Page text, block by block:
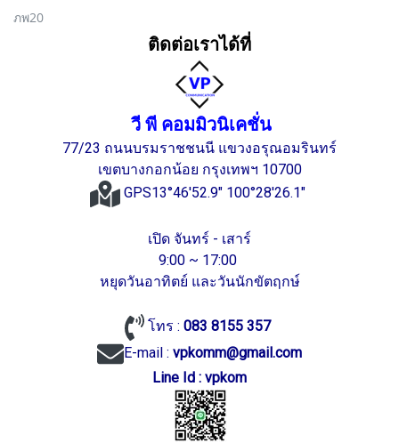
ภพ20
ติดต่อเราได้ที่
วี พี คอมมิวนิเคชั่น
77/23 ถนนบรมราชชนนี แขวงอรุณอมรินทร์
เขตบางกอกน้อย กรุงเทพฯ 10700
GPS13°46'52.9" 100°28'26.1"
เปิด จันทร์ - เสาร์
9:00 ~ 17:00
หยุดวันอาทิตย์ และวันนักขัตฤกษ์
โทร :083 8155 357
E-mail : vpkomm@gmail.com
Line Id : vpkom